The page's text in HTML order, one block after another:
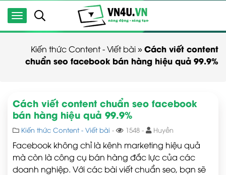
Kiến thức Content - Viết bài»Cách viết content
chuẩn seo facebook bán hàng hiệu quả 99.9%
Cách viết content chuẩn seo facebook
bán hàng hiệu quả 99.9%
Kiến thức Content - Viết bài - 1548 - Huyền
Facebook không chỉ là kênh marketing hiệu quả
mà còn là công cụ bán hàng đắc lực của các
doanh nghiệp. Với các bài viết chuẩn seo, bạn sẽ